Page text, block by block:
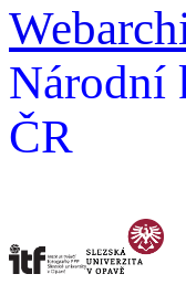
Národní
ČR